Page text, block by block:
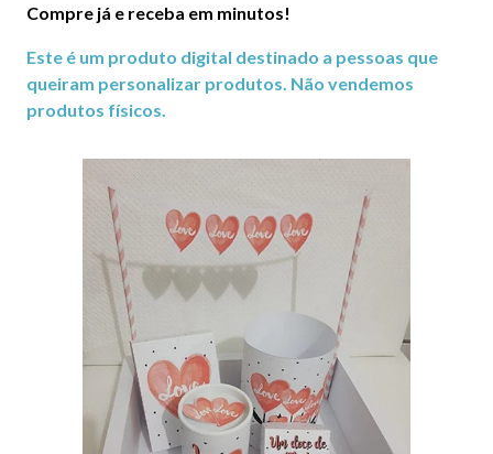
Compre já e receba em minutos!
Este é um produto digital destinado a pessoas que
queiram personalizar produtos. Não vendemos
produtos físicos.